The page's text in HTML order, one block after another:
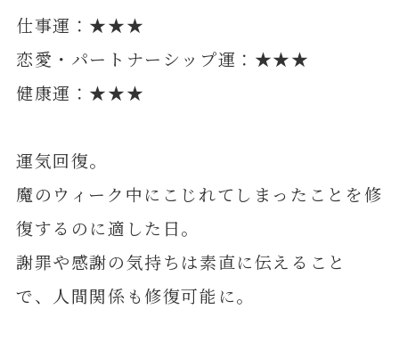
仕事運：★★★
恋愛・パートナーシップ運：★★★
健康運：★★★
運気回復。
魔のウィーク中にこじれてしまったことを修
復するのに適した日。
謝罪や感謝の気持ちは素直に伝えること
で、人間関係も修復可能に。